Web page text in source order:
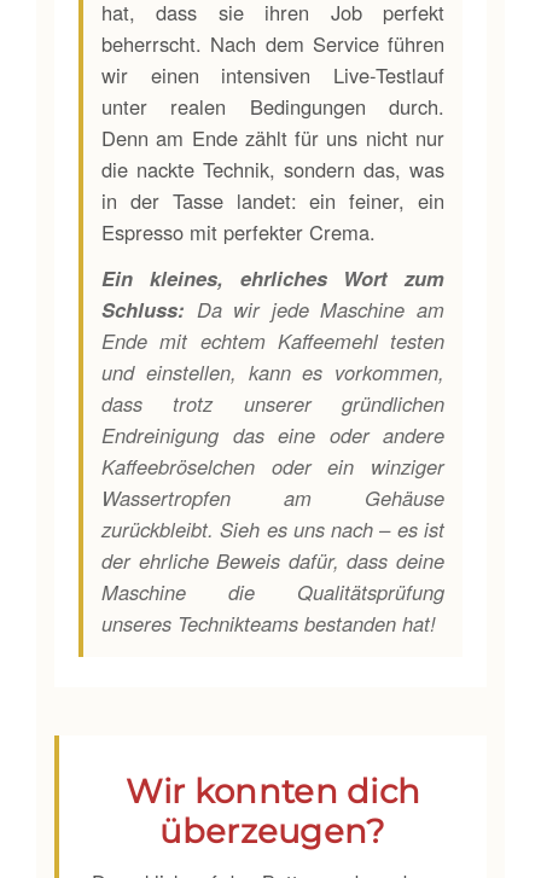
hat, dass sie ihren Job perfekt
beherrscht. Nach dem Service führen
wir einen intensiven Live-Testlauf
unter realen Bedingungen durch.
Denn am Ende zählt für uns nicht nur
die nackte Technik, sondern das, was
in der Tasse landet: ein feiner, ein
Espresso mit perfekter Crema.
Ein kleines, ehrliches Wort zum
Schluss: Da wir jede Maschine am
Ende mit echtem Kaffeemehl testen
und einstellen, kann es vorkommen,
dass trotz unserer gründlichen
Endreinigung das eine oder andere
Kaffeebröselchen oder ein winziger
Wassertropfen am Gehäuse
zurückbleibt. Sieh es uns nach – es ist
der ehrliche Beweis dafür, dass deine
Maschine die Qualitätsprüfung
unseres Technikteams bestanden hat!
Wir konnten dich
überzeugen?